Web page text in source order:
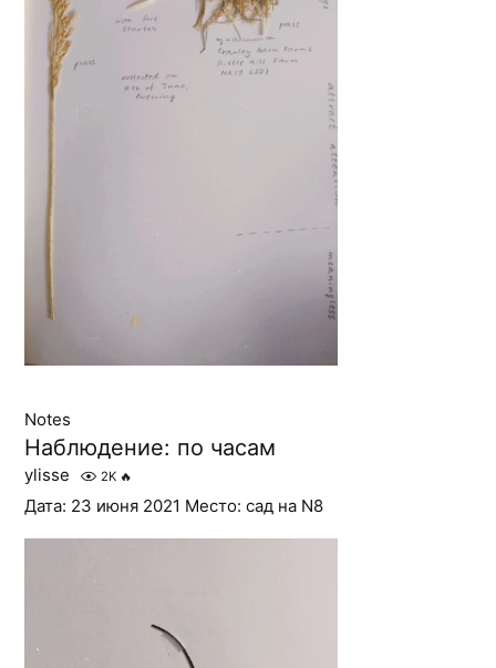
Notes
Наблюдение: по часам
ylisse 2K 🔥
Дата: 23 июня 2021 Место: сад на N8